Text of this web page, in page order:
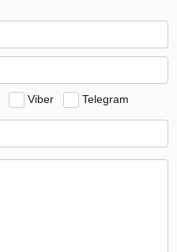
Viber Telegram